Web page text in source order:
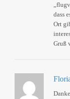
dass
Ort
Gruß